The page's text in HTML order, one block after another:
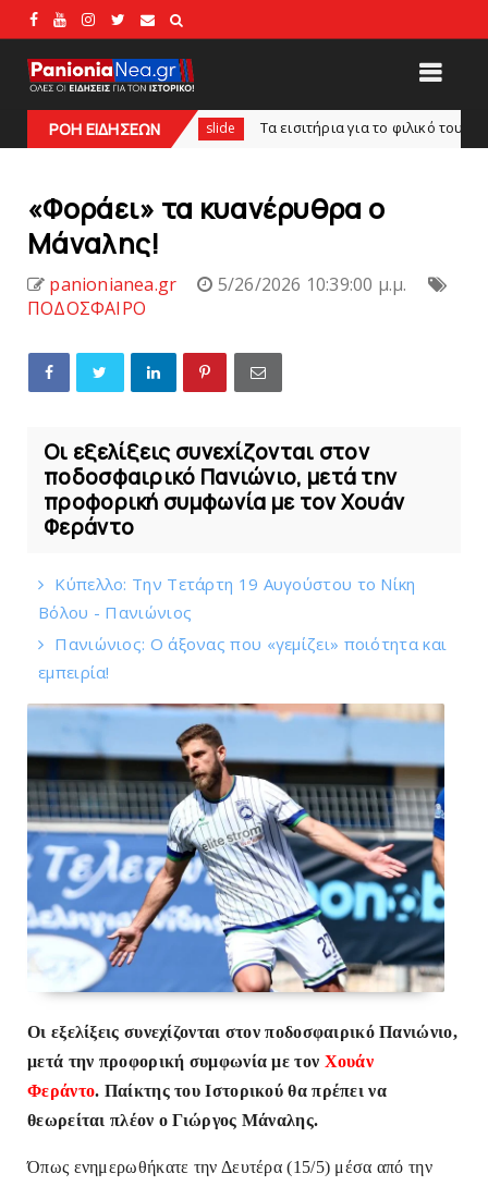
ΡΟΗ ΕΙΔΗΣΕΩΝ
slide Tα εισιτήρια για το φιλικό τουρνουά του Bόλου
«Φοράει» τα κυανέρυθρα ο
Mάναλης!
panionianea.gr
5/26/2026 10:39:00 μ.μ.
ΠΟΔΟΣΦΑΙΡΟ
Οι εξελίξεις συνεχίζονται στον
ποδοσφαιρικό Πανιώνιο, μετά την
προφορική συμφωνία με τον Χουάν
Φεράντο
Κύπελλο: Την Τετάρτη 19 Αυγούστου το Νίκη
Βόλου - Πανιώνιος
Πανιώνιος: O άξονας που «γεμίζει» ποιότητα και
εμπειρία!
Οι εξελίξεις συνεχίζονται στον ποδοσφαιρικό Πανιώνιο,
μετά την προφορική συμφωνία με τον Χουάν
Φεράντο. Παίκτης του Ιστορικού θα πρέπει να
θεωρείται πλέον ο Γιώργος Μάναλης.
Όπως ενημερωθήκατε την Δευτέρα (15/5) μέσα από την